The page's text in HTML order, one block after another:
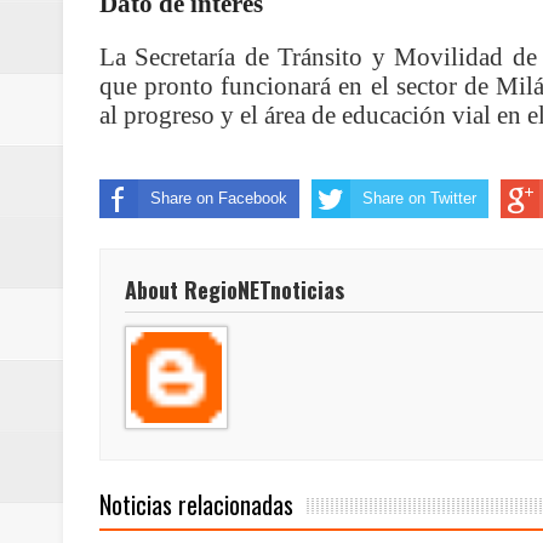
ReGionetNoticias /
acciones que impactan a más de
ReGioNetNoticias- MEDELLIN /
ReGioNetNoticias / Altas
Regionetnoticias / En solo dos
transferencias prevista para los
La Secretaría de Tránsito y Movilidad de
que pronto funcionará en el sector de
al progreso y el área de educación vial en
Share on Facebook Share on Twitter
About RegioNETnoticias
Noticias relacionadas